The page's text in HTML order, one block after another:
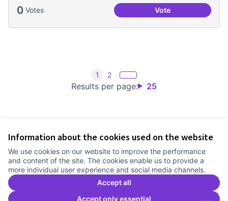
Information about the cookies used on the website
We use cookies on our website to improve the performance
and content of the site. The cookies enable us to provide a
more individual user experience and social media channels.
Accept all
Accept only essential
0 Votes VoteTreball en xarxa
Results per page: 25
1 2
Cookie settings
Comunitat Canòdrom at Facebook
(External link)
Comunitat Canòdrom at Instagram
(External link)
Comunitat Canòdrom at YouTube
(External link)
English
Triar la llenguaElegir el idiomaChoose language